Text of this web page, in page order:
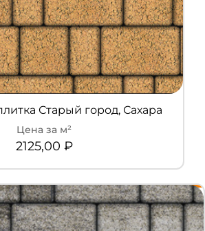
Старый город, Сахара
2125,00 ₽